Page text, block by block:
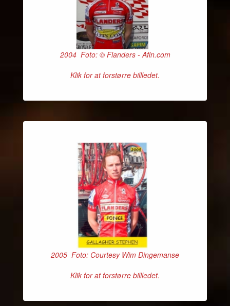
2004 Foto: © Flanders - Afin.com
Klik for at forstørre billledet.
2005 Foto: Courtesy Wim Dingemanse
Klik for at forstørre billledet.